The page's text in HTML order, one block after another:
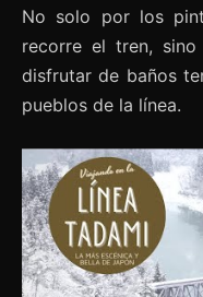
No solo por los
recorre el tren,
disfrutar de baños
pueblos de la línea.